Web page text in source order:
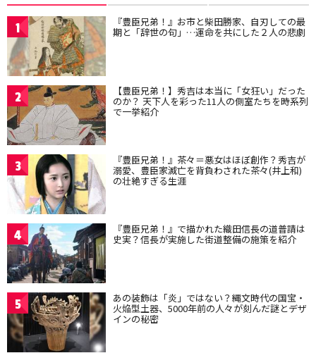
1 『豊臣兄弟！』お市と柴田勝家、自刃しての最
期と「辞世の句」…運命を共にした２人の悲劇
2 【豊臣兄弟！】秀吉は本当に「女狂い」だった
のか？ 天下人を彩った11人の側室たちを時系列
で一挙紹介
3 『豊臣兄弟！』茶々＝悪女はほぼ創作？秀吉が
溺愛、豊臣家滅亡を背負わされた茶々(井上和)
の壮絶すぎる生涯
4 『豊臣兄弟！』で描かれた織田信長の道普請は
史実？信長が実施した街道整備の施策を紹介
5 あの装飾は「炎」ではない？縄文時代の国宝・
火焔型土器、5000年前の人々が刻んだ謎とデザ
インの秘密